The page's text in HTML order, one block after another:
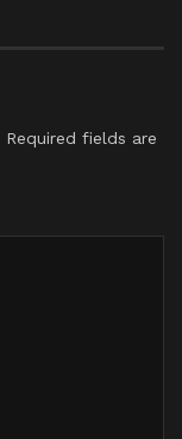
Required fields are